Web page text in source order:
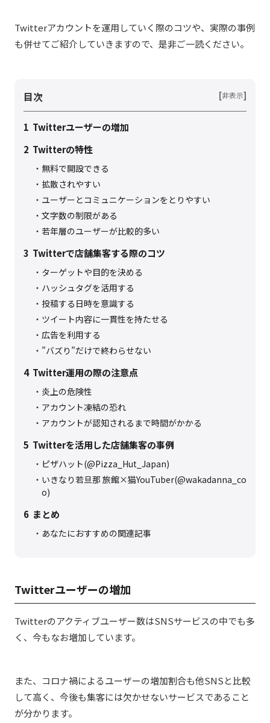
Twitterアカウントを運用していく際のコツや、実際の事例
も併せてご紹介していきますので、是非ご一読ください。
目次 [非表示]
1 Twitterユーザーの増加
2 Twitterの特性
無料で開設できる
拡散されやすい
ユーザーとコミュニケーションをとりやすい
文字数の制限がある
若年層のユーザーが比較的多い
3 Twitterで店舗集客する際のコツ
ターゲットや目的を決める
ハッシュタグを活用する
投稿する日時を意識する
ツイート内容に一貫性を持たせる
広告を利用する
”バズり”だけで終わらせない
4 Twitter運用の際の注意点
炎上の危険性
アカウント凍結の恐れ
アカウントが認知されるまで時間がかかる
5 Twitterを活用した店舗集客の事例
ピザハット(@Pizza_Hut_Japan)
いきなり若旦那 旅館×猫YouTuber(@wakadanna_co
o)
6 まとめ
あなたにおすすめの関連記事
Twitterユーザーの増加
Twitterのアクティブユーザー数はSNSサービスの中でも多
く、今もなお増加しています。
また、コロナ禍によるユーザーの増加割合も他SNSと比較
して高く、今後も集客には欠かせないサービスであること
が分かります。